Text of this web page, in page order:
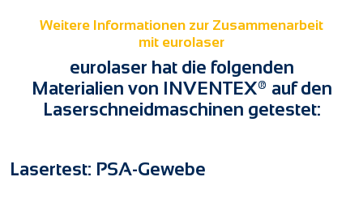
Weitere Informationen zur Zusammenarbeit
mit eurolaser
eurolaser hat die folgenden
Materialien von INVENTEX® auf den
Laserschneidmaschinen getestet:
Lasertest: PSA-Gewebe